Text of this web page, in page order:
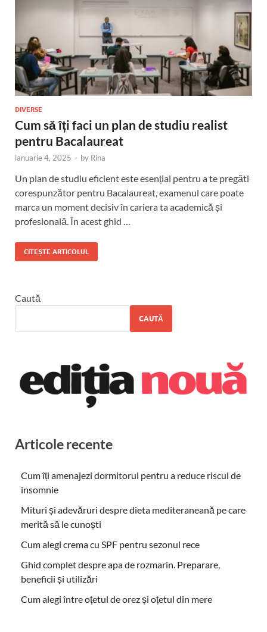
DIVERSE
Cum să îți faci un plan de studiu realist
pentru Bacalaureat
ianuarie 4, 2025 - by Rina
Un plan de studiu eficient este esențial pentru a te pregăti
corespunzător pentru Bacalaureat, examenul care poate
marca un moment decisiv în cariera ta academică și
profesională. În acest ghid …
CITEȘTE ARTICOLUL
Caută
CAUTĂ
Articole recente
Cum îți amenajezi dormitorul pentru a reduce riscul de
insomnie
Mituri și adevăruri despre dieta mediteraneană pe care
merită să le cunoști
Cum alegi crema cu SPF pentru sezonul rece
Ghid complet despre apa de rozmarin. Preparare,
beneficii și utilizări
Cum alegi între oțetul de orez și oțetul din mere